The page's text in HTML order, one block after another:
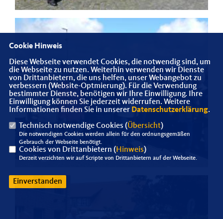
Cookie Hinweis
Diese Webseite verwendet Cookies, die notwendig sind, um
die Webseite zu nutzen. Weiterhin verwenden wir Dienste
von Drittanbietern, die uns helfen, unser Webangebot zu
verbessern (Website-Optmierung). Für die Verwendung
bestimmter Dienste, benötigen wir Ihre Einwilligung. Ihre
Einwilligung können Sie jederzeit widerrufen. Weitere
Informationen finden Sie in unserer Datenschutzerklärung.
Technisch notwendige Cookies (Übersicht)
Die notwendigen Cookies werden allein für den ordnungsgemäßen
Gebrauch der Webseite benötigt.
Cookies von Drittanbietern ( Hinweis)
Derzeit verzichten wir auf Scripte von Drittanbietern auf der Webseite.
Einverstanden